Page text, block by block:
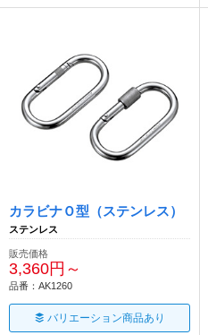
カラビナＯ型（ステンレス）
ステンレス
販売価格
3,360円～
品番：AK1260
バリエーション商品あり